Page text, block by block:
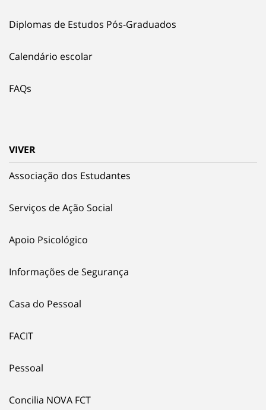
Diplomas de Estudos Pós-Graduados
Calendário escolar
FAQs
VIVER
Associação dos Estudantes
Serviços de Ação Social
Apoio Psicológico
Informações de Segurança
Casa do Pessoal
FACIT
Pessoal
Concilia NOVA FCT